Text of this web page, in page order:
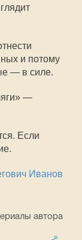
и потому
— в силе.
—
Если
Иванов
автора